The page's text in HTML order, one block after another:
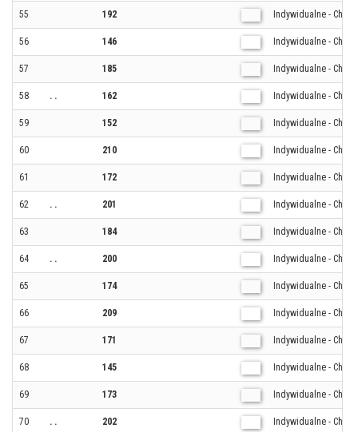
55 192 Indywidualne -
56 146 Indywidualne -
57 185 Indywidualne -
58 . . 162 Indywidualne -
59 152 Indywidualne -
60 210 Indywidualne -
61 172 Indywidualne -
62 . . 201 Indywidualne -
63 184 Indywidualne -
64 . . 200 Indywidualne -
65 174 Indywidualne -
66 209 Indywidualne -
67 171 Indywidualne -
68 145 Indywidualne -
69 173 Indywidualne -
70 . . 202 Indywidualne -